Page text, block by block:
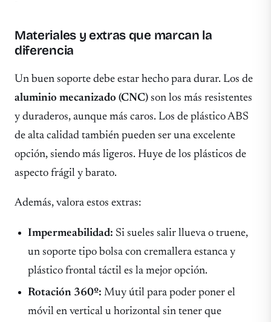
Materiales y extras que marcan la
diferencia
Un buen soporte debe estar hecho para durar. Los de
aluminio mecanizado (CNC) son los más resistentes
y duraderos, aunque más caros. Los de plástico ABS
de alta calidad también pueden ser una excelente
opción, siendo más ligeros. Huye de los plásticos de
aspecto frágil y barato.
Además, valora estos extras:
Impermeabilidad: Si sueles salir llueva o truene,
un soporte tipo bolsa con cremallera estanca y
plástico frontal táctil es la mejor opción.
Rotación 360º: Muy útil para poder poner el
móvil en vertical u horizontal sin tener que